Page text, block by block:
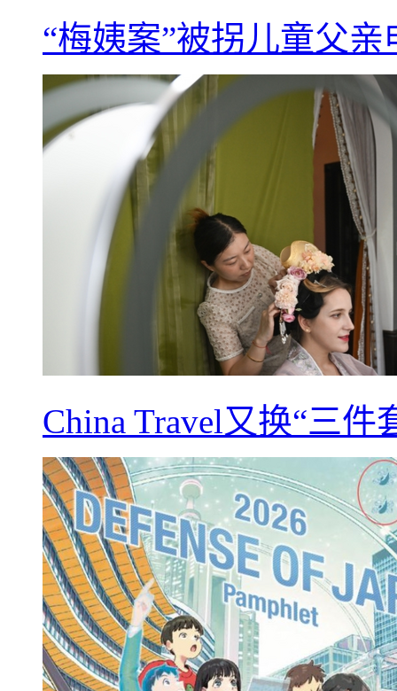
“梅姨案”被拐儿童父
China Travel又换“三